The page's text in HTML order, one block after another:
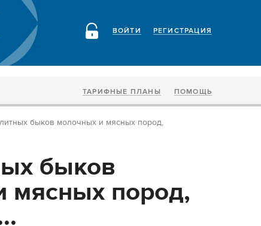
РЕГИСТРАЦИЯ
ВОЙТИ
ТАРИФНЫЕ ПЛАНЫ ПОМОЩЬ
быков молочных и мясных пород,
быков
мясных пород,